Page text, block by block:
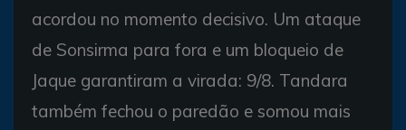
acordou no momento decisivo. Um ataque
de Sonsirma para fora e um bloqueio de
Jaque garantiram a virada: 9/8. Tandara
também fechou o paredão e somou mais